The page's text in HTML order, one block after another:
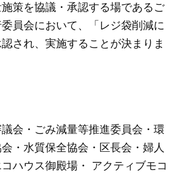
策を協議・承認する場であるご
員会において、「レジ袋削減に
され、実施することが決まりま
会・ごみ減量等推進委員会・環
・水質保全協会・区長会・婦人
ハウス御殿場・ アクティブモコ